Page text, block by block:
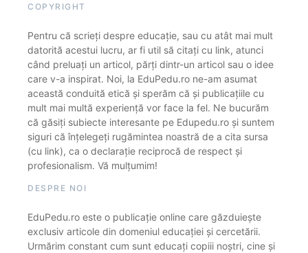
COPYRIGHT
Pentru că scrieți despre educație, sau cu atât mai mult
datorită acestui lucru, ar fi util să citați cu link, atunci
când preluați un articol, părți dintr-un articol sau o idee
care v-a inspirat. Noi, la EduPedu.ro ne-am asumat
această conduită etică și sperăm că și publicațiile cu
mult mai multă experiență vor face la fel. Ne bucurăm
că găsiți subiecte interesante pe Edupedu.ro și suntem
siguri că înțelegeți rugămintea noastră de a cita sursa
(cu link), ca o declarație reciprocă de respect și
profesionalism. Vă mulțumim!
DESPRE NOI
EduPedu.ro este o publicație online care găzduiește
exclusiv articole din domeniul educației și cercetării.
Urmărim constant cum sunt educați copiii noștri, cine și